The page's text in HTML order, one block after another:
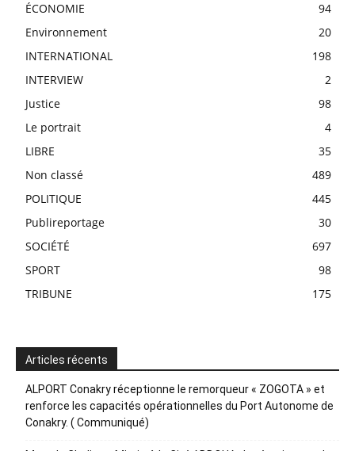
ÉCONOMIE
94
Environnement
20
INTERNATIONAL
198
INTERVIEW
2
Justice
98
Le portrait
4
LIBRE
35
Non classé
489
POLITIQUE
445
Publireportage
30
SOCIÉTÉ
697
SPORT
98
TRIBUNE
175
Articles récents
ALPORT Conakry réceptionne le remorqueur « ZOGOTA » et
renforce les capacités opérationnelles du Port Autonome de
Conakry. ( Communiqué)